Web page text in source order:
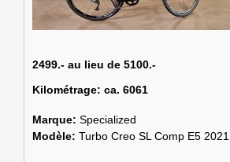
2499.- au lieu de 5100.-
Kilométrage: ca. 6061
Marque: Specialized
Modèle: Turbo Creo SL Comp E5 2021